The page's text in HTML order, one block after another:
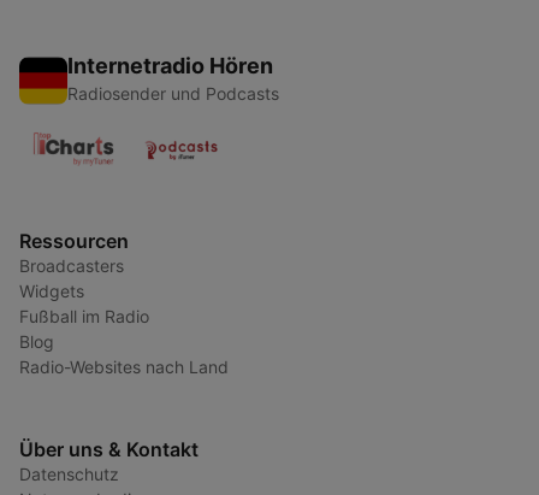
Internetradio Hören
Radiosender und Podcasts
Ressourcen
Broadcasters
Widgets
Fußball im Radio
Blog
Radio-Websites nach Land
Über uns & Kontakt
Datenschutz